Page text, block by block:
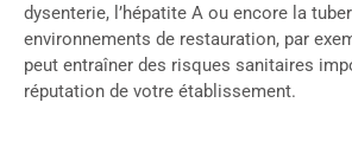
dysenterie, l’hépatite A ou encore la
environnements de restauration, par
peut entraîner des risques sanitaires
réputation de votre établissement.